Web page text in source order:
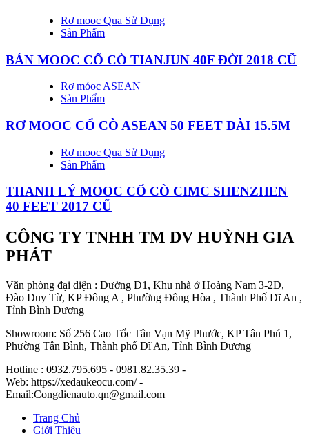
Rơ mooc Qua Sử Dụng
Sản Phẩm
BÁN MOOC CỔ CÒ TIANJUN 40F ĐỜI 2018 CŨ
Rơ móoc ASEAN
Sản Phẩm
RƠ MOOC CỔ CÒ ASEAN 50 FEET DÀI 15.5M
Rơ mooc Qua Sử Dụng
Sản Phẩm
THANH LÝ MOOC CỔ CÒ CIMC SHENZHEN
40 FEET 2017 CŨ
CÔNG TY TNHH TM DV HUỲNH GIA
PHÁT
Văn phòng đại diện : Đường D1, Khu nhà ở Hoàng Nam 3-2D,
Đào Duy Từ, KP Đông A , Phường Đông Hòa , Thành Phố Dĩ An ,
Tỉnh Bình Dương
Showroom: Số 256 Cao Tốc Tân Vạn Mỹ Phước, KP Tân Phú 1,
Phường Tân Bình, Thành phố Dĩ An, Tỉnh Bình Dương
Hotline : 0932.795.695 - 0981.82.35.39 -
Web: https://xedaukeocu.com/ -
Email:Congdienauto.qn@gmail.com
Trang Chủ
Giới Thiệu